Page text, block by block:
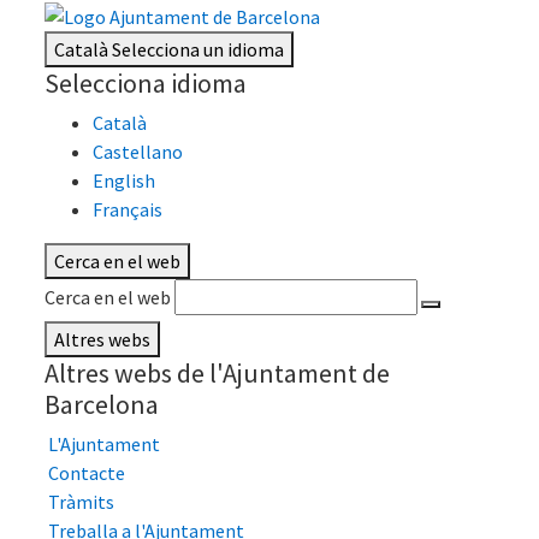
CatalàSelecciona un idioma
Selecciona idioma
Català
Castellano
English
Français
Cerca en el web
Cerca en el web
Altres webs
Altres webs de l'Ajuntament de
Barcelona
L'Ajuntament
Contacte
Tràmits
Treballa a l'Ajuntament